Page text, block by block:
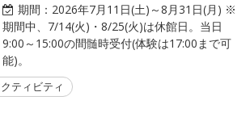
期間： 2026年7月11日(土)～8月31日(月) ※
期間中、7/14(火)・8/25(火)は休館日。当日
9:00～15:00の間髄時受付(体験は17:00まで可
能)。
ティビティ